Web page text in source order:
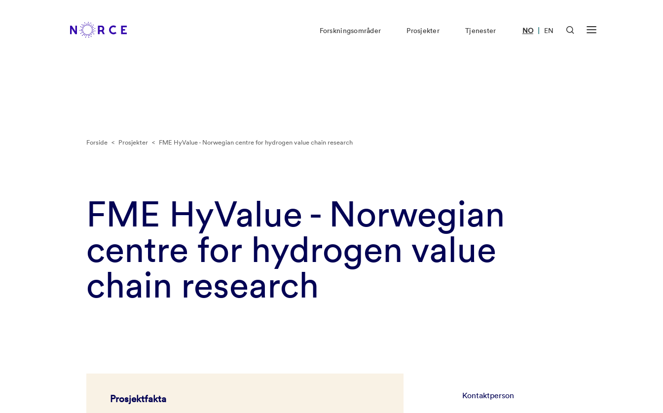
Forskningsområder Prosjekter Tjenester NO | EN
Forside < Prosjekter < FME HyValue - Norwegian centre for hydrogen value chain research
FME HyValue - Norwegian
centre for hydrogen value
chain research
Prosjektfakta Kontaktperson